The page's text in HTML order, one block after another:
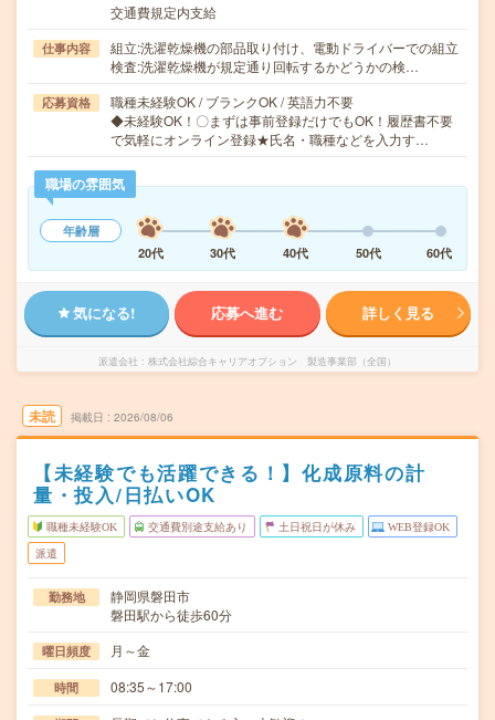
交通費規定内支給
仕事内容
組立:洗濯乾燥機の部品取り付け、電動ドライバーでの組立
検査:洗濯乾燥機が規定通り回転するかどうかの検…
応募資格
職種未経験OK / ブランクOK / 英語力不要
◆未経験OK！〇まずは事前登録だけでもOK！履歴書不要
で気軽にオンライン登録★氏名・職種などを入力す…
職場の雰囲気
年齢層
20代
30代 40代 50代 60代
気になる! 応募へ進む 詳しく見る
派遣会社 株式会社綜合キャリアオプション 製造事業部（全国）
未読 掲載日 2026/08/06
【未経験でも活躍できる！】化成原料の計
量・投入/日払いOK
職種未経験OK 交通費別途支給あり 土日祝日が休み WEB登録OK
派遣
勤務地
静岡県磐田市
磐田駅から徒歩60分
曜日頻度 月～金
時間 08:35～17:00